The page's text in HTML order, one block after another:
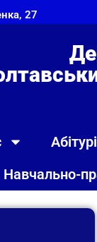
27
Навчально-